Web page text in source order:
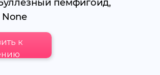
пемфигоид,
None
к